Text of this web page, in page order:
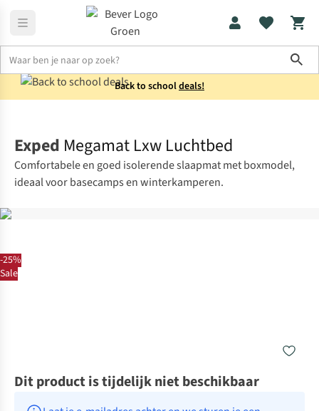
Back to schooldeals!
-25%
Sale
Exped Megamat Lxw Luchtbed
Comfortabele en goed isolerende slaapmat met boxmodel,
ideaal voor basecamps en winterkamperen.
Dit product is tijdelijk niet beschikbaar